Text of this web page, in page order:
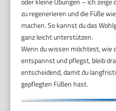
zu regenerieren und die Füße
machen. So kannst du das
ganz leicht unterstützen.
Wenn du wissen möchtest, wie
entspannst und pflegst, bleib
entscheidend, damit du
gepflegten Füßen hast.